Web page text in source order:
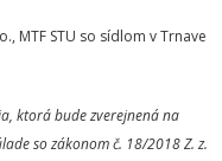
MTF STU so sídlom v Trnave
ktorá bude zverejnená na
so zákonom č. 18/2018 Z. z.